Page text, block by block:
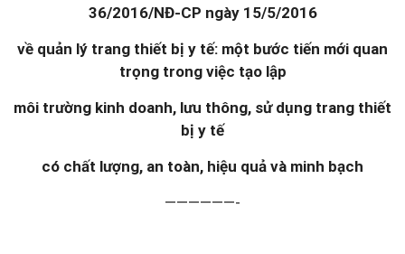
36/2016/NĐ-CP ngày 15/5/2016
về quản lý trang thiết bị y tế: một bước tiến mới quan
trọng trong việc tạolập
môi trường kinh doanh, lưu thông, sử dụng trang thiết
bị y tế
có chất lượng, an toàn, hiệu quả và minh bạch
——————-